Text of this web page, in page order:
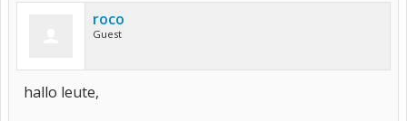
roco
Guest
hallo leute,